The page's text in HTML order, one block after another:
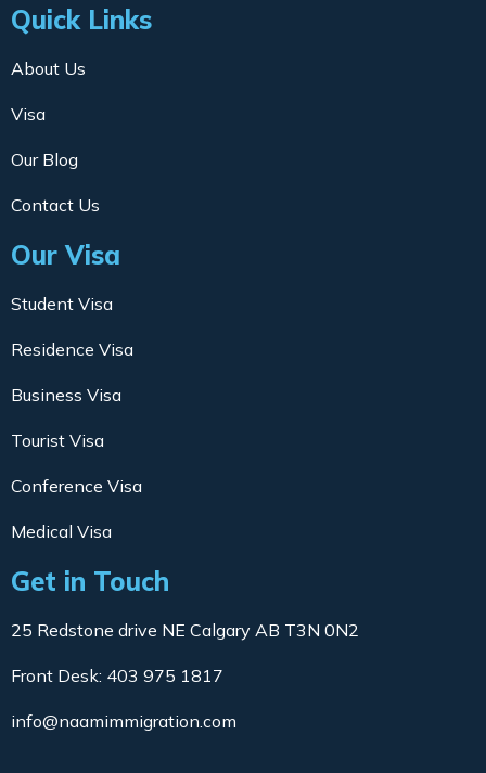
Quick Links
About Us
Visa
Our Blog
Contact Us
Our Visa
Student Visa
Residence Visa
Business Visa
Tourist Visa
Conference Visa
Medical Visa
Get in Touch
25 Redstone drive NE Calgary AB T3N 0N2
Front Desk: 403 975 1817
info@naamimmigration.com